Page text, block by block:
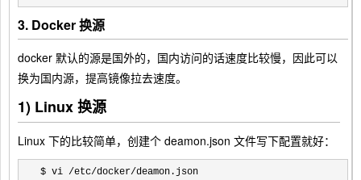
3. Docker 换源
docker 默认的源是国外的，国内访问的话速度比较慢，因此可以
换为国内源，提高镜像拉去速度。
1) Linux 换源
Linux 下的比较简单，创建个 deamon.json 文件写下配置就好：
$ vi /etc/docker/deamon.json